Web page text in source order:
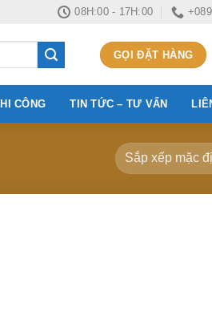
08H:00 - 17H:00
GỌI ĐẶT HÀNG
CÔNG TIN TỨC – TƯ VẤN